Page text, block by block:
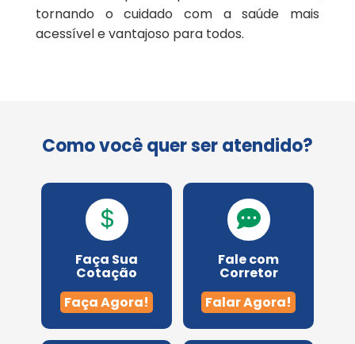
Samp
Seguros Unimed
Planos odontológico
Amil Dental
Bradesco Dental
tornando o cuidado com a saúde mais
acessível e vantajoso para todos.
Como você quer ser atendido?
Faça Sua
Cotação
Faça Agora!
Fale com
Corretor
Falar Agora!